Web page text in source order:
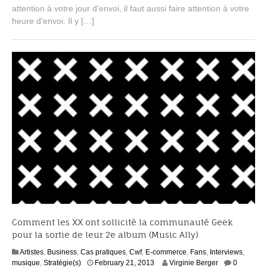
2
0
1
attention à votre jour d’envoi, il faut aussi faire attention à votre
heure d’envoi. Il y […]
Comment les XX ont sollicité la communauté Geek
pour la sortie de leur 2e album (Music Ally)
Artistes Business Cas pratiques Cwf, E-commerce Fans Interviews
musique Stratégie(s) February 21, 2013S
Virginie Berger
0